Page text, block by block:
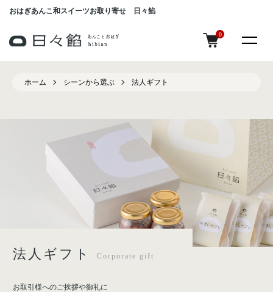
おはぎあんこ和スイーツお取り寄せ 日々餡
0
ホーム シーンから選ぶ 法人ギフト
法人ギフト Corporate gift
お取引様へのご挨拶や御礼に